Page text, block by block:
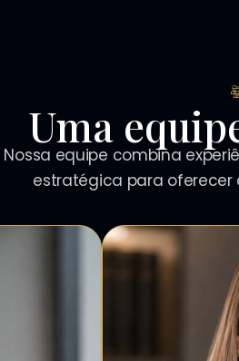
Uma
Nossa equipe combina
estratégica para oferecer